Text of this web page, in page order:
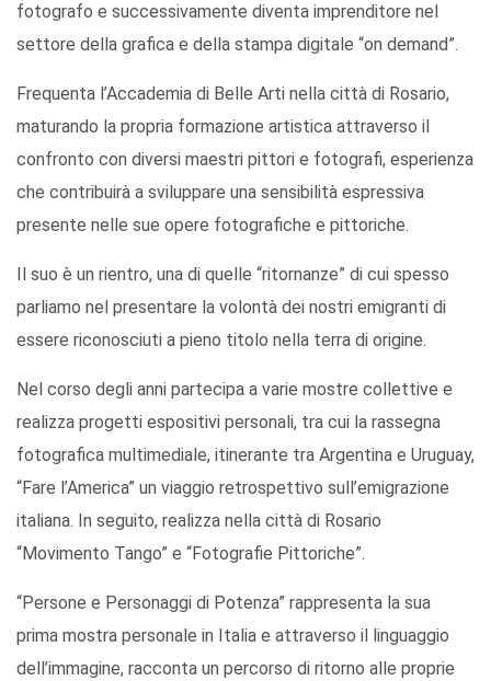
fotografo e successivamente diventa imprenditore nel
settore della grafica e della stampa digitale “on demand”.
Frequenta l’Accademia di Belle Arti nella città di Rosario,
maturando la propria formazione artistica attraverso il
confronto con diversi maestri pittori e fotografi, esperienza
che contribuirà a sviluppare una sensibilità espressiva
presente nelle sue opere fotografiche e pittoriche.
Il suo è un rientro, una di quelle “ritornanze” di cui spesso
parliamo nel presentare la volontà dei nostri emigranti di
essere riconosciuti a pieno titolo nella terra di origine.
Nel corso degli anni partecipa a varie mostre collettive e
realizza progetti espositivi personali, tra cui la rassegna
fotografica multimediale, itinerante tra Argentina e Uruguay,
“Fare l’America” un viaggio retrospettivo sull’emigrazione
italiana. In seguito, realizza nella città di Rosario
“Movimento Tango” e “Fotografie Pittoriche”.
“Persone e Personaggi di Potenza” rappresenta la sua
prima mostra personale in Italia e attraverso il linguaggio
dell’immagine, racconta un percorso di ritorno alle proprie